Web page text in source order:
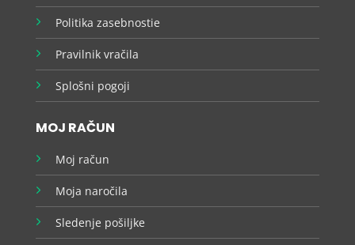
Politika zasebnostie
Pravilnik vračila
Splošni pogoji
MOJ RAČUN
Moj račun
Moja naročila
Sledenje pošiljke